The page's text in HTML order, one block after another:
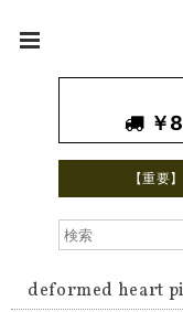
￥
【重要
deformed